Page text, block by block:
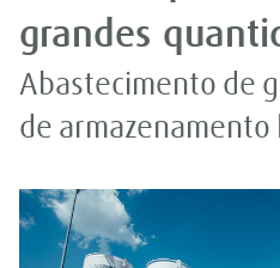
grandes
Abastecimento de
de armazenamento